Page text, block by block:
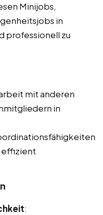
Minijobs,
in
professionell zu
mit anderen
in
effizient
: